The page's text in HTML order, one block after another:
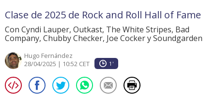
Clase de 2025 de Rock and Roll Hall of Fame
Con Cyndi Lauper, Outkast, The White Stripes, Bad
Company, Chubby Checker, Joe Cocker y Soundgarden
Hugo Fernández
28/04/2025 | 10:52 CET
1'